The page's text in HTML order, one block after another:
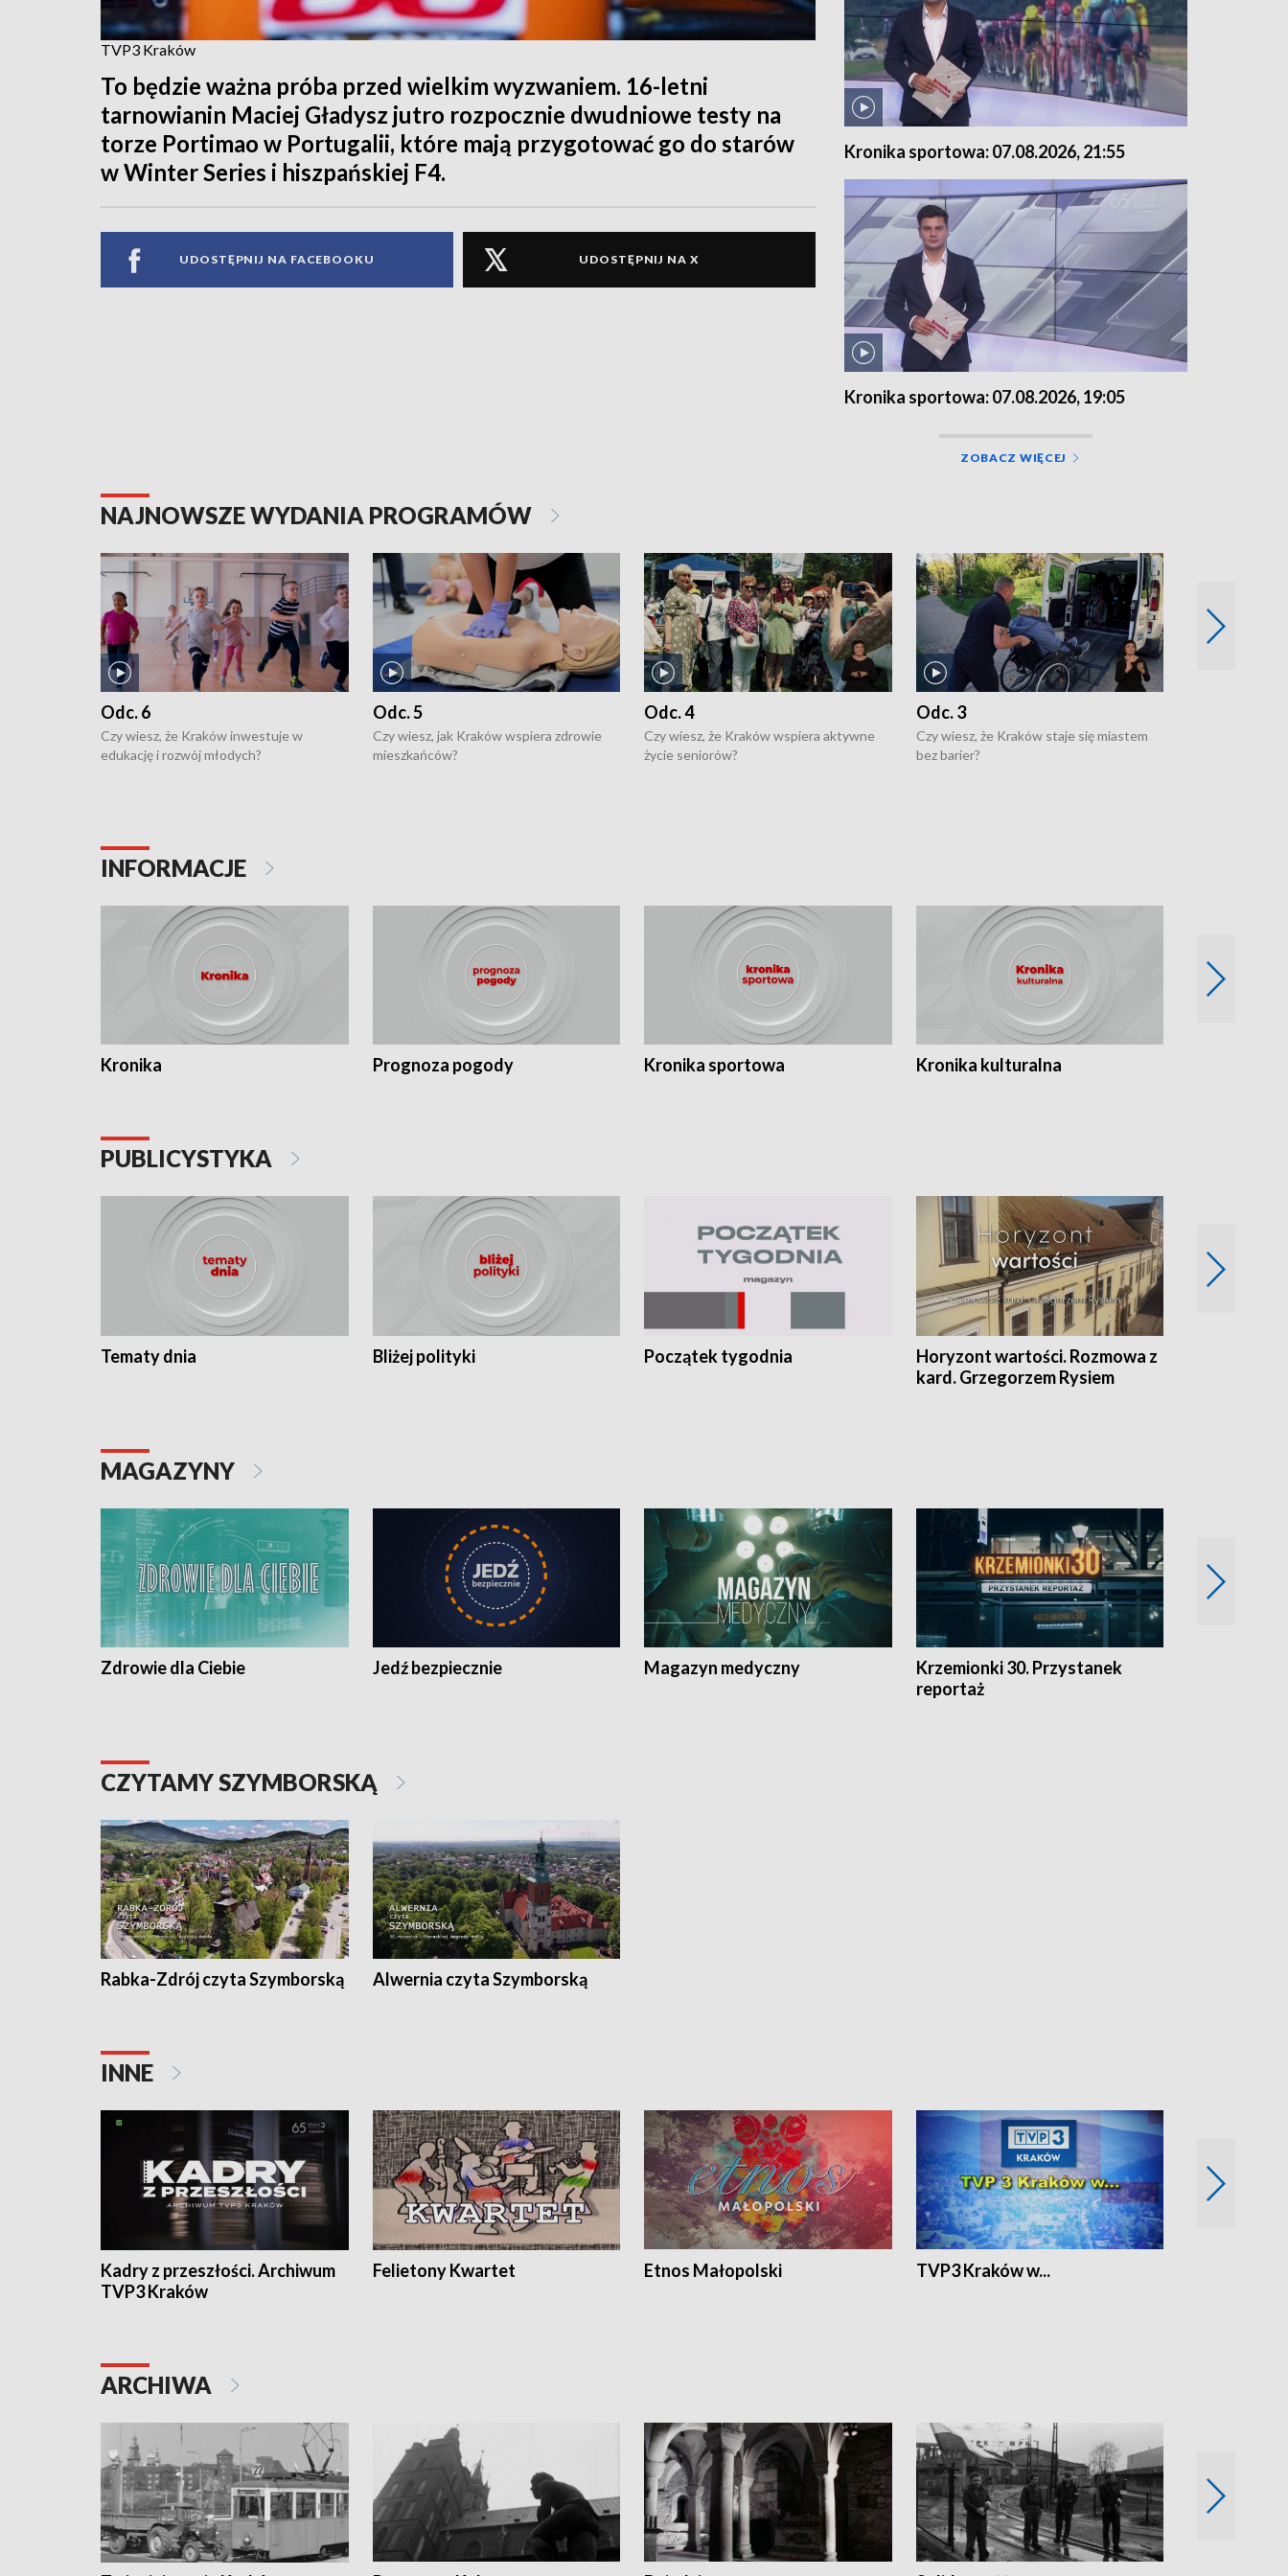
TVP3 Kraków
To będzie ważna próba przed wielkim wyzwaniem. 16-letni
tarnowianin Maciej Gładysz jutro rozpocznie dwudniowe testy na
torze Portimao w Portugalii, które mają przygotować go do starów
w Winter Series i hiszpańskiej F4.
UDOSTĘPNIJ NA FACEBOOKU UDOSTĘPNIJ NA X
Kronika sportowa: 07.08.2026, 21:55
Kronika sportowa: 07.08.2026, 19:05
ZOBACZ WIĘCEJ
NAJNOWSZE WYDANIA PROGRAMÓW
Odc. 6
Czy wiesz, że Kraków inwestuje w
edukację i rozwój młodych?
Odc. 5
Czy wiesz, jak Kraków wspiera zdrowie
mieszkańców?
Odc. 4
Czy wiesz, że Kraków wspiera aktywne
życie seniorów?
Odc. 3
Czy wiesz, że Kraków staje się miastem
bez barier?
INFORMACJE
Kronika Prognoza pogody Kronika sportowa Kronika kulturalna
PUBLICYSTYKA
Tematy dnia Bliżej polityki Początek tygodnia
Horyzont wartości. Rozmowa z
kard. Grzegorzem Rysiem
MAGAZYNY
Zdrowie dla Ciebie Jedź bezpiecznie Magazyn medyczny
Krzemionki 30. Przystanek
reportaż
CZYTAMY SZYMBORSKĄ
Rabka-Zdrój czyta Szymborską Alwernia czyta Szymborską
INNE
Kadry z przeszłości. Archiwum
TVP3 Kraków
Felietony Kwartet Etnos Małopolski TVP3 Kraków w...
ARCHIWA